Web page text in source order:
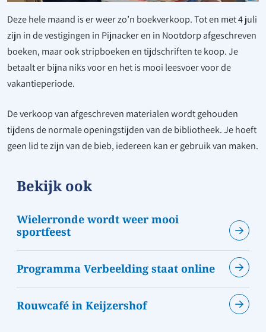
Deze hele maand is er weer zo’n boekverkoop. Tot en met 4 juli
zijn in de vestigingen in Pijnacker en in Nootdorp afgeschreven
boeken, maar ook stripboeken en tijdschriften te koop. Je
betaalt er bijna niks voor en het is mooi leesvoer voor de
vakantieperiode.
De verkoop van afgeschreven materialen wordt gehouden
tijdens de normale openingstijden van de bibliotheek. Je hoeft
geen lid te zijn van de bieb, iedereen kan er gebruik van maken.
Bekijk ook
Wielerronde wordt weer mooi
sportfeest
Programma Verbeelding staat online
Rouwcafé in Keijzershof